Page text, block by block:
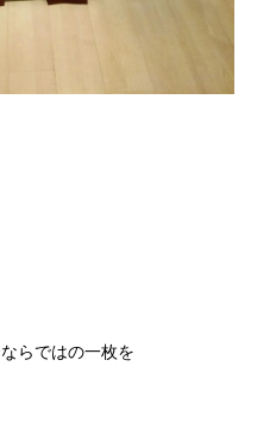
らではの一枚を